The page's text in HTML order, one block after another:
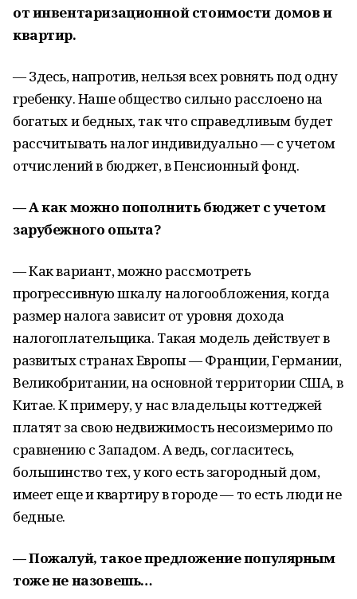
от инвентаризационной стоимости домов и
квартир.
— Здесь, напротив, нельзя всех ровнять под одну
гребенку. Наше общество сильно расслоено на
богатых и бедных, так что справедливым будет
рассчитывать налог индивидуально — с учетом
отчислений в бюджет, в Пенсионный фонд.
— А как можно пополнить бюджет с учетом
зарубежного опыта?
— Как вариант, можно рассмотреть
прогрессивную шкалу налогообложения, когда
размер налога зависит от уровня дохода
налогоплательщика. Такая модель действует в
развитых странах Европы — Франции, Германии,
Великобритании, на основной территории США, в
Китае. К примеру, у нас владельцы коттеджей
платят за свою недвижимость несоизмеримо по
сравнению с Западом. А ведь, согласитесь,
большинство тех, у кого есть загородный дом,
имеет еще и квартиру в городе — то есть люди не
бедные.
— Пожалуй, такое предложение популярным
тоже не назовешь…